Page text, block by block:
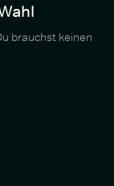
brauchst keinen